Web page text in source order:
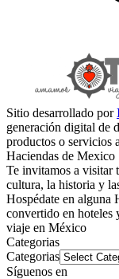
Sitio desarrollado por
generación digital de
productos o servicios
Haciendas de Mexico
Te invitamos a visitar
cultura, la historia y
Hospédate en alguna
convertido en hoteles
viaje en México
Categorias
Categorias
Síguenos en